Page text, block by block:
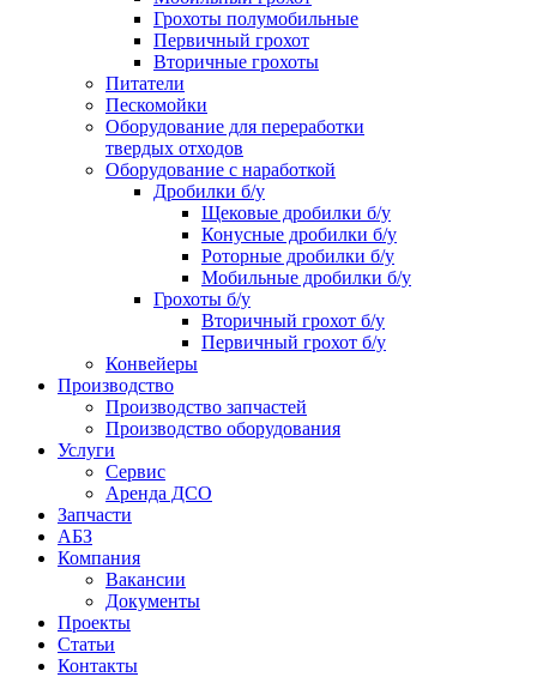
Грохоты полумобильные
Первичный грохот
Вторичные грохоты
Питатели
Пескомойки
Оборудование для переработки
твердых отходов
Оборудование с наработкой
Дробилки б/у
Щековые дробилки б/у
Конусные дробилки б/у
Роторные дробилки б/у
Мобильные дробилки б/у
Грохоты б/у
Вторичный грохот б/у
Первичный грохот б/у
Конвейеры
Производство
Производство запчастей
Производство оборудования
Услуги
Сервис
Аренда ДСО
Запчасти
АБЗ
Компания
Вакансии
Документы
Проекты
Статьи
Контакты